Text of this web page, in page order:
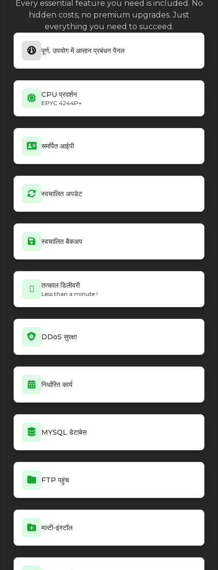
Every essential feature you need is included. No
hidden costs, no premium upgrades. Just
everything you need to succeed.
पूर्ण, उपयोग में आसान प्रबंधन पैनल
CPU प्रदर्शन
EPYC 4244P+
समर्पित आईपी
स्वचालित अपडेट
स्वचालित बैकअप
तत्काल डिलीवरी
Less than a minute !
DDoS सुरक्षा
निर्धारित कार्य
MYSQL डेटाबेस
FTP पहुंच
मल्टी-इंस्टॉल